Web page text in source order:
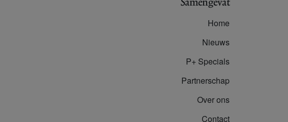
Samengevat
Home
Nieuws
P+ Specials
Partnerschap
Over ons
Contact